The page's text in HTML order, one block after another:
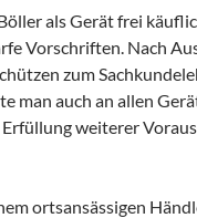
als Gerät frei
Vorschriften. Nach
zum
man auch an allen
Erfüllung weiterer
ortsansässigen